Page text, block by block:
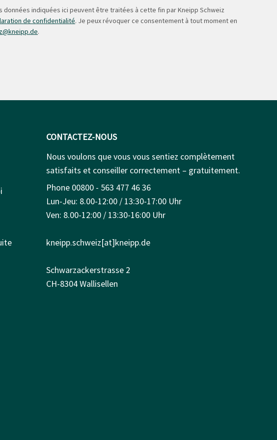
indiquées ici peuvent être traitées à cette fin par Kneipp Schweiz
de confidentialité. Je peux révoquer ce consentement à tout moment en
.
CONTACTEZ-NOUS
Nous voulons que vous vous sentiez complètement
satisfaits et conseiller correctement – gratuitement.
Phone 00800 - 563 477 46 36
Lun-Jeu: 8.00-12:00 / 13:30-17:00 Uhr
Ven: 8.00-12:00 / 13:30-16:00 Uhr
kneipp.schweiz[at]kneipp.de
Schwarzackerstrasse 2
CH-8304 Wallisellen